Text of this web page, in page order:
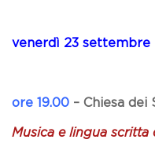
venerdì 23 settembre
ore 19.00 – Chiesa dei
Musica e lingua scritta